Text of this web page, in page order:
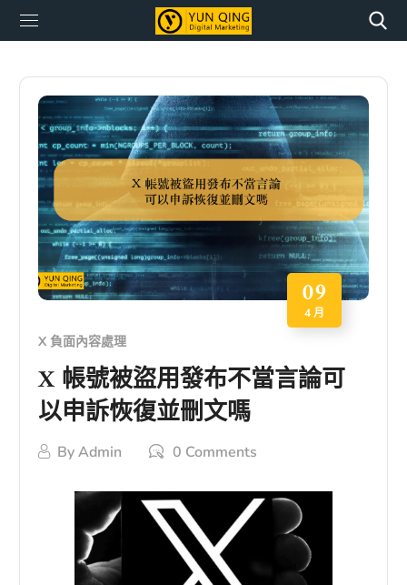
09
4 月
X 負面內容處理
X 帳號被盜用發布不當言論可
以申訴恢復並刪文嗎
ByAdmin 0 Comments